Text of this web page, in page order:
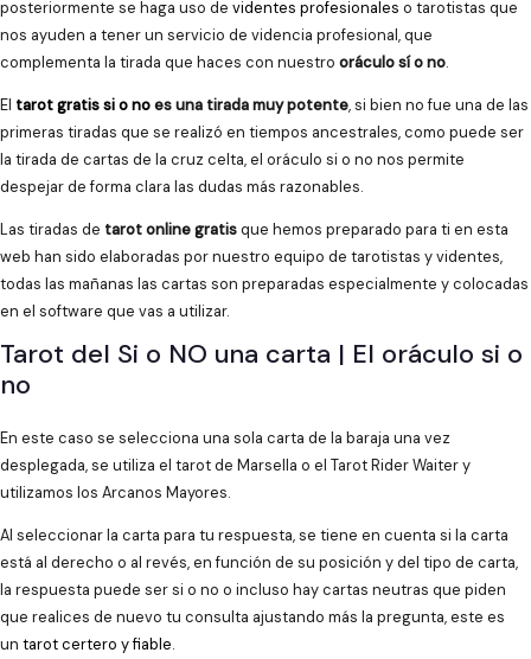
posteriormente se haga uso de videntes profesionales o tarotistas que
nos ayuden a tener un servicio de videncia profesional, que
complementa la tirada que haces con nuestro oráculo sí o no.
El tarot gratis si o noes una tirada muy potente, si bien no fue una de las
primeras tiradas que se realizó en tiempos ancestrales, como puede ser
la tirada de cartas de la cruz celta, el oráculo si o no nos permite
despejar de forma clara las dudas más razonables.
Las tiradas de tarot online gratisque hemos preparado para ti en esta
web han sido elaboradas por nuestro equipo de tarotistas y videntes,
todas las mañanas las cartas son preparadas especialmente y colocadas
en el software que vas a utilizar.
Tarot del Si o NO una carta | El oráculo si o
no
En este caso se selecciona una sola carta de la baraja una vez
desplegada, se utiliza el tarot de Marsella o el Tarot Rider Waiter y
utilizamos los Arcanos Mayores.
Al seleccionar la carta para tu respuesta, se tiene en cuenta si la carta
está al derecho o al revés, en función de su posición y del tipo de carta,
la respuesta puede ser si o no o incluso hay cartas neutras que piden
que realices de nuevo tu consulta ajustando más la pregunta, este es
un tarot certero y fiable.